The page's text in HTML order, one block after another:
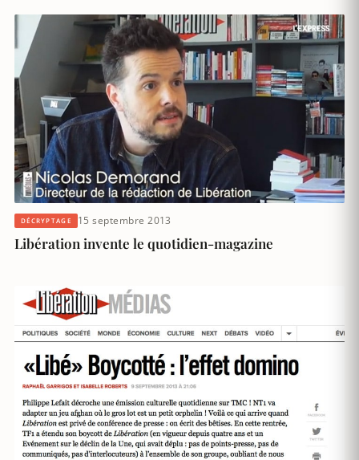
DÉCRYPTAGE 15 septembre 2013
Libération invente le quotidien-magazine